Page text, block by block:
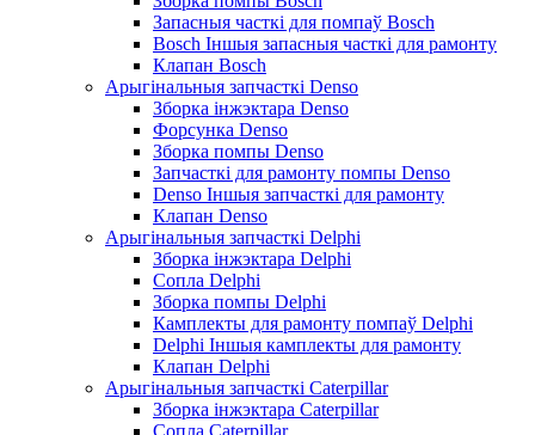
Запасныя часткі для помпаў Bosch
Bosch Іншыя запасныя часткі для рамонту
Клапан Bosch
Арыгінальныя запчасткі Denso
Зборка інжэктара Denso
Форсунка Denso
Зборка помпы Denso
Запчасткі для рамонту помпы Denso
Denso Іншыя запчасткі для рамонту
Клапан Denso
Арыгінальныя запчасткі Delphi
Зборка інжэктара Delphi
Сопла Delphi
Зборка помпы Delphi
Камплекты для рамонту помпаў Delphi
Delphi Іншыя камплекты для рамонту
Клапан Delphi
Арыгінальныя запчасткі Caterpillar
Зборка інжэктара Caterpillar
Сопла Caterpillar